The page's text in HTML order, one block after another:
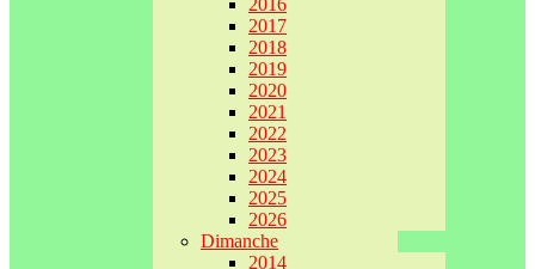
2016
2017
2018
2019
2020
2021
2022
2023
2024
2025
2026
Dimanche
2014